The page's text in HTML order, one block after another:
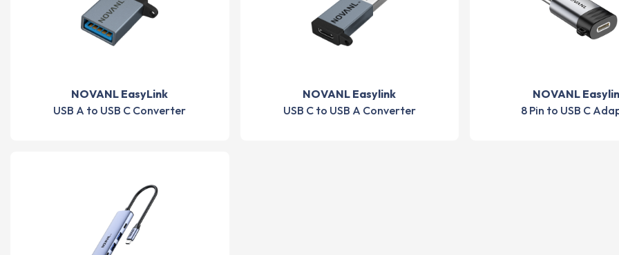
NOVANL EasyLink
USB A to USB C Converter
NOVANL Easylink
USB C to USB A Converter
NOVANL
8 Pin to USB C